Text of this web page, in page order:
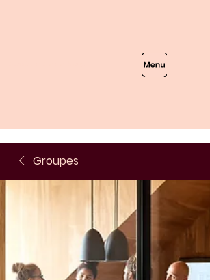
Groupes